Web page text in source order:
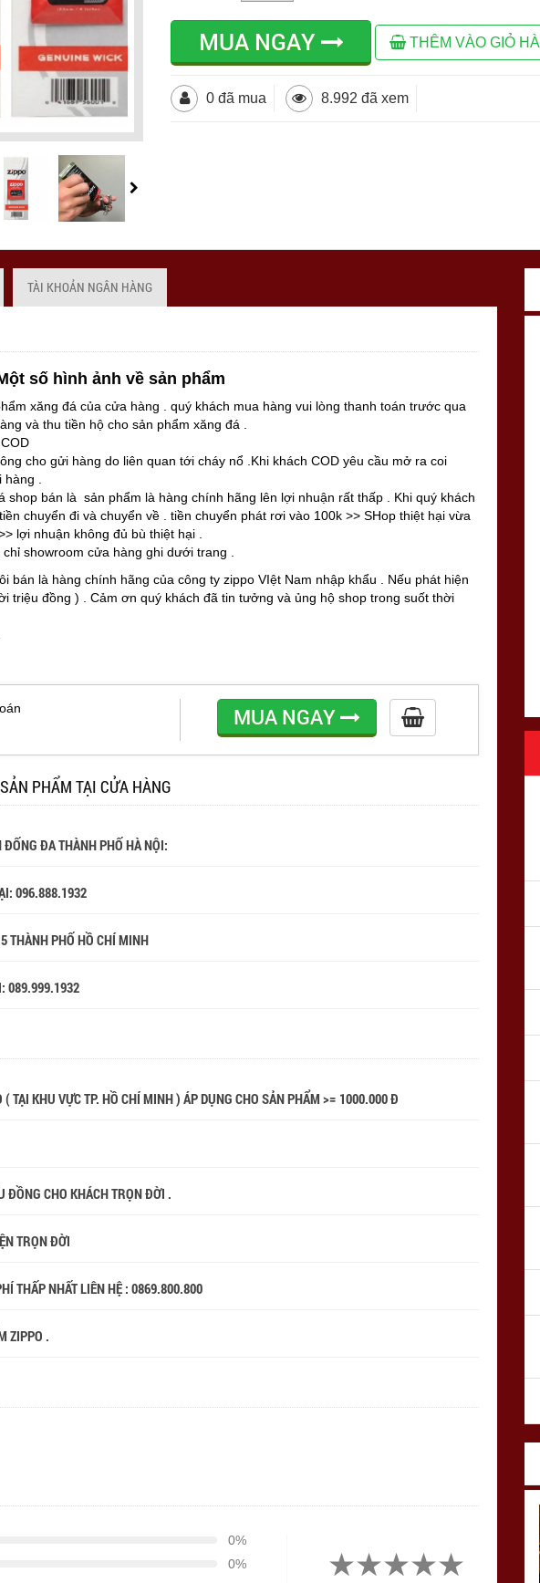
MUA NGAY THÊM VÀO GIỎ
0 đã mua 8.992 đã xem
TÀI KHOẢN NGÂN HÀNG
số hình ảnh về sản phẩm
xăng đá của cửa hàng . quý khách mua hàng vui lòng thanh toán trước qua
và thu tiền hộ cho sản phẩm xăng đá .
cho gửi hàng do liên quan tới cháy nổ .Khi khách COD yêu cầu mở ra coi
.
shop bán là sản phẩm là hàng chính hãng lên lợi nhuận rất thấp . Khi quý khách
chuyển đi và chuyển về . tiền chuyển phát rơi vào 100k >> SHop thiệt hại vừa
lợi nhuận không đủ bù thiệt hại .
showroom cửa hàng ghi dưới trang .
bán là hàng chính hãng của công ty zippo VIệt Nam nhập khẩu . Nếu phát hiện
triệu đồng ) . Cảm ơn quý khách đã tin tưởng và ủng hộ shop trong suốt thời
MUA NGAY
PHẨM TẠI CỬA HÀNG
ĐA THÀNH PHỐ HÀ NỘI:
096.888.1932
THÀNH PHỐ HỒ CHÍ MINH
089.999.1932
TẠI KHU VỰC TP. HỒ CHÍ MINH ) ÁP DỤNG CHO SẢN PHẨM >= 1000.000 Đ
ĐỒNG CHO KHÁCH TRỌN ĐỜI .
TRỌN ĐỜI
THẤP NHẤT LIÊN HỆ : 0869.800.800
ZIPPO .
0%
0%